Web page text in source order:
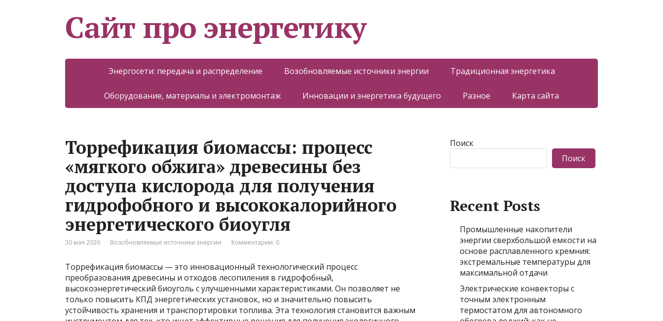
Сайт про энергетику
Энергосети: передача и распределение Возобновляемые источники энергии Традиционная энергетика
Оборудование, материалы и электромонтаж Инновации и энергетика будущего Разное Карта сайта
Торрефикация биомассы: процесс
«мягкого обжига» древесины без
доступа кислорода для получения
гидрофобного и высококалорийного
энергетического биоугля
30 мая 2026 Возобновляемые источники энергии Комментарии: 0
Торрефикация биомассы — это инновационный технологический процесс
преобразования древесины и отходов лесопиления в гидрофобный,
высокоэнергетический биоуголь с улучшенными характеристиками. Он позволяет не
только повысить КПД энергетических установок, но и значительно повысить
устойчивость хранения и транспортировки топлива. Эта технология становится важным
Поиск
Поиск
Recent Posts
Промышленные накопители
энергии сверхбольшой емкости на
основе расплавленного кремния:
экстремальные температуры для
максимальной отдачи
Электрические конвекторы с
точным электронным
термостатом для автономного